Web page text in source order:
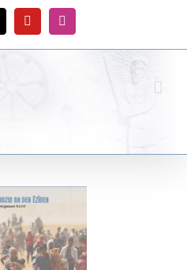
YouTubeInstagram